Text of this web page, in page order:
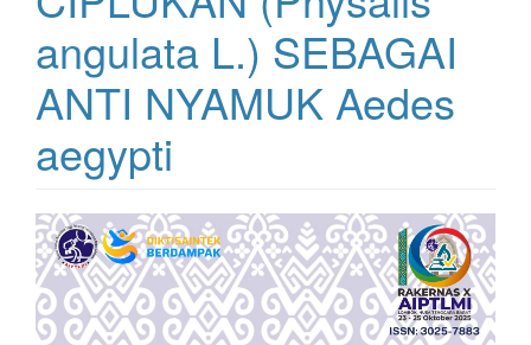
angulata L.) SEBAGAI
ANTI NYAMUK Aedes
aegypti
Bilah
Samping
Artikel